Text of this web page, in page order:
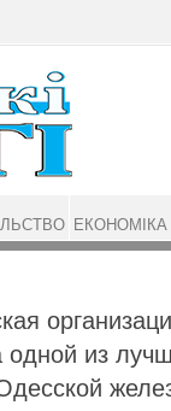
одной из
ЕКОНОМІКА